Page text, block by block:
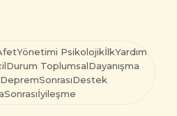
PsikolojikİlkYardım
ToplumsalDayanışma
DepremSonrasıDestek